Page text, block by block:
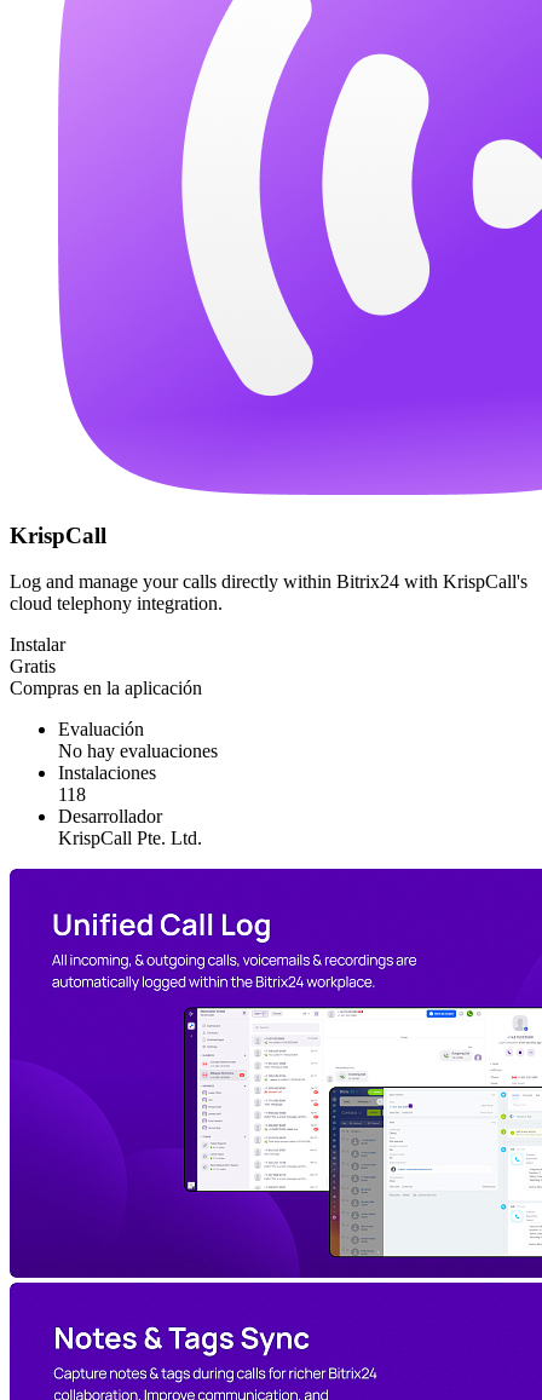
KrispCall
Log and manage your calls directly within Bitrix24 with KrispCall's
cloud telephony integration.
Instalar
Gratis
Compras en la aplicación
Evaluación
No hay evaluaciones
Instalaciones
118
Desarrollador
KrispCall Pte. Ltd.